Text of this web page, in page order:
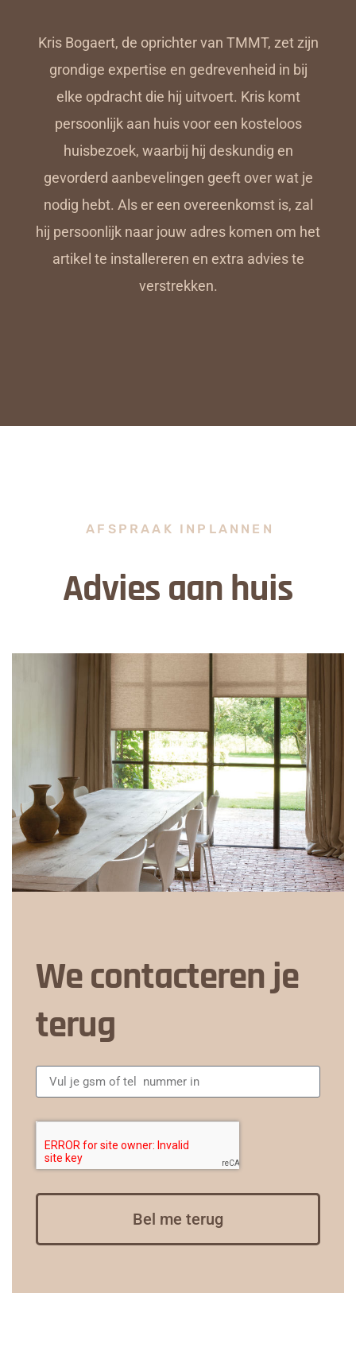
Kris Bogaert, de oprichter van TMMT, zet zijn
grondige expertise en gedrevenheid in bij
elke opdracht die hij uitvoert. Kris komt
persoonlijk aan huis voor een kosteloos
huisbezoek, waarbij hij deskundig en
gevorderd aanbevelingen geeft over wat je
nodig hebt. Als er een overeenkomst is, zal
hij persoonlijk naar jouw adres komen om het
artikel te installereren en extra advies te
verstrekken.
AFSPRAAK INPLANNEN
Advies aan huis
We contacteren je
terug
Bel me terug